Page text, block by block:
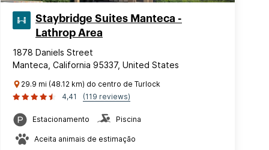
Staybridge Suites Manteca -
Lathrop Area
1878 Daniels Street
Manteca, California 95337, United States
29.9 mi (48.12 km) do centro de Turlock
4,41
(119 reviews)
Estacionamento Piscina
Aceita animais de estimação